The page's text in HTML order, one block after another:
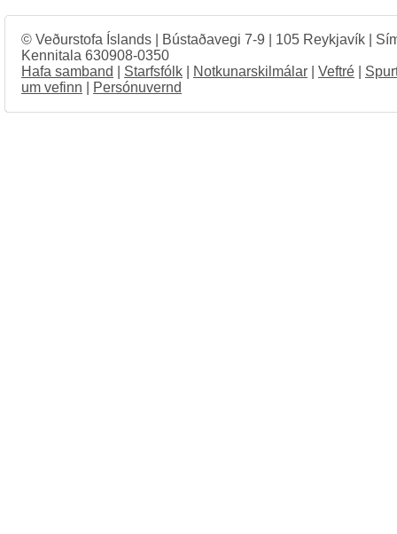
© Veðurstofa Íslands | Bústaðavegi 7-9 | 105 Reykjavík |
Kennitala 630908-0350
Hafa samband
Starfsfólk Notkunarskilmálar Veftré
um vefinn
Persónuvernd